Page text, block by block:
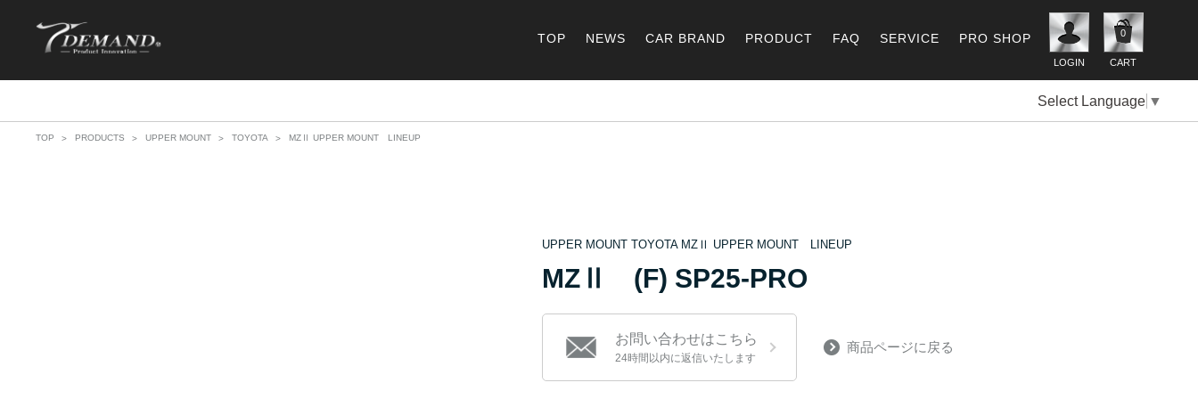
LOGIN
0
CART
TOP NEWS CAR BRAND PRODUCT FAQ SERVICE PRO SHOP
Select Language ▼
TOP PRODUCTS UPPER MOUNT TOYOTA MZⅡ UPPER MOUNT LINEUP
UPPER MOUNT TOYOTA MZⅡ UPPER MOUNT LINEUP
MZⅡ (F) SP25-PRO
お問い合わせはこちら
24時間以内に返信いたします
商品ページに戻る